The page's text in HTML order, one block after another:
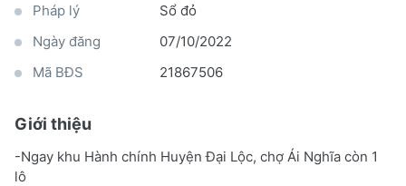
Pháp lý
Sổ đỏ
Ngày đăng
07/10/2022
Mã BĐS
21867506
Giới thiệu
-Ngay khu Hành chính Huyện Đại Lộc, chợ Ái Nghĩa còn 1
lô